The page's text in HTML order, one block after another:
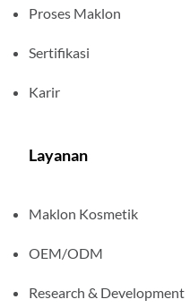
Proses Maklon
Sertifikasi
Karir
Layanan
Maklon Kosmetik
OEM/ODM
Research & Development